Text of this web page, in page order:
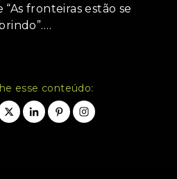
fronteiras estão se
esse conteúdo: